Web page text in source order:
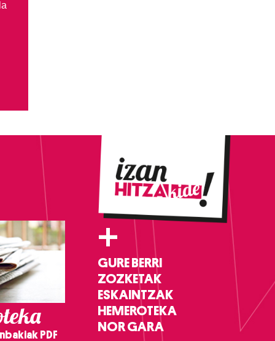
PDF
+
GURE BERRI
ZOZKETAK
ESKAINTZAK
HEMEROTEKA
NOR GARA